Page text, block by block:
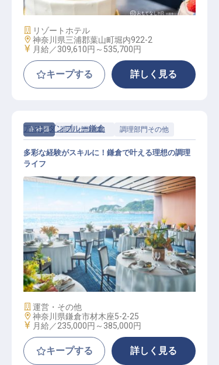
施設業態
リゾートホテル
勤務地
神奈川県三浦郡葉山町堀内922-2
給与
月給／309,610円～ 535,700円
キープする 詳しく見る
正社員 調理（調理師） 調理部門その他
調理スタッフ【アマンダンブルー鎌
倉】
アマンダンブルー鎌倉
多彩な経験がスキルに！鎌倉で叶える理想の調理
ライフ
施設業態
運営・その他
勤務地
神奈川県鎌倉市材木座5-2-25
給与
月給／235,000円～ 385,000円
キープする 詳しく見る